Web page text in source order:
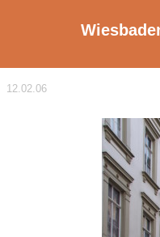
12.02.06